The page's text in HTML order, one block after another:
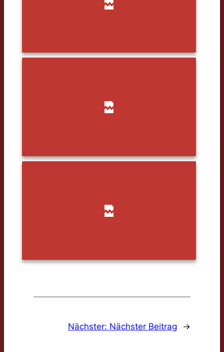
Nächster: Nächster Beitrag →